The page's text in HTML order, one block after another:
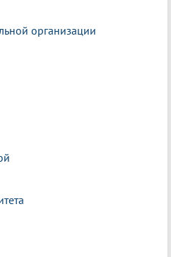
организации